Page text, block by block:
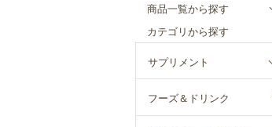
商品一覧から探す
カテゴリから探す
サプリメント
フーズ＆ドリンク